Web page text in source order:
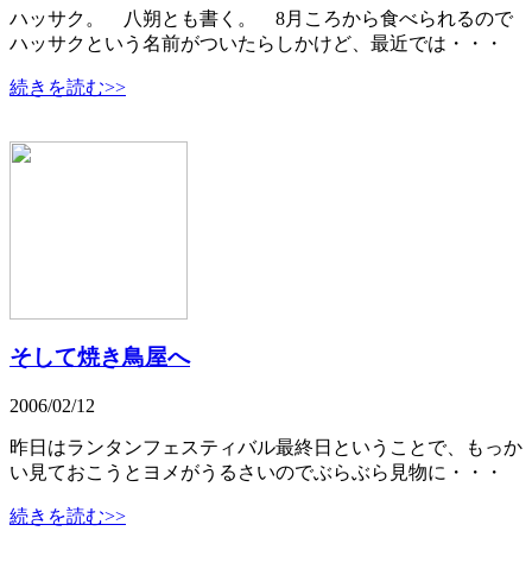
ハッサク。 八朔とも書く。 8月ころから食べられるので
ハッサクという名前がついたらしかけど、最近では・・・
続きを読む>>
そして焼き鳥屋へ
2006/02/12
昨日はランタンフェスティバル最終日ということで、もっか
い見ておこうとヨメがうるさいのでぶらぶら見物に・・・
続きを読む>>